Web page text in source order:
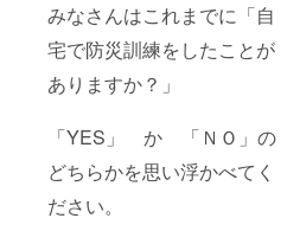
みなさんはこれまでに「自
宅で防災訓練をしたことが
ありますか？」
「YES」 か 「ＮＯ」の
どちらかを思い浮かべてく
ださい。